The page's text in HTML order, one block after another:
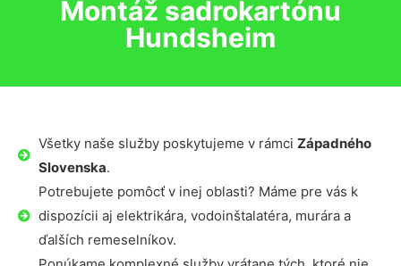
Montáž sadrokartónu
Hundsheim
Všetky naše služby poskytujeme v rámci Západného
Slovenska.
Potrebujete pomôcť v inej oblasti? Máme pre vás k
dispozícii aj elektrikára, vodoinštalatéra, murára a
ďalších remeselníkov.